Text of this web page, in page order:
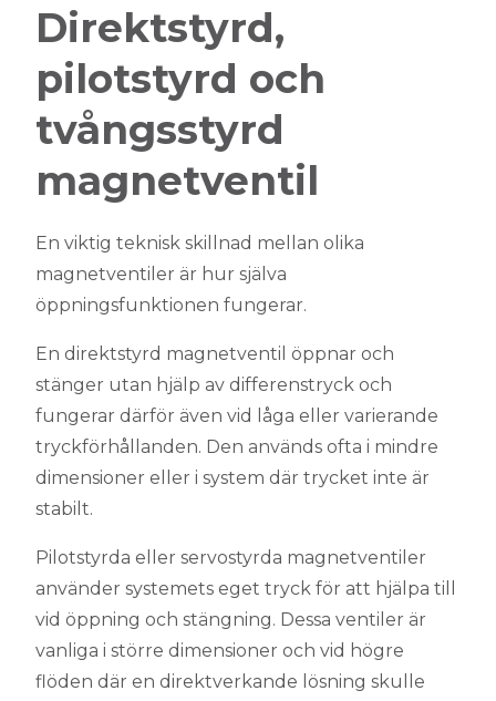
Direktstyrd,
pilotstyrd och
tvångsstyrd
magnetventil
En viktig teknisk skillnad mellan olika
magnetventiler är hur själva
öppningsfunktionen fungerar.
En direktstyrd magnetventil öppnar och
stänger utan hjälp av differenstryck och
fungerar därför även vid låga eller varierande
tryckförhållanden. Den används ofta i mindre
dimensioner eller i system där trycket inte är
stabilt.
Pilotstyrda eller servostyrda magnetventiler
använder systemets eget tryck för att hjälpa till
vid öppning och stängning. Dessa ventiler är
vanliga i större dimensioner och vid högre
flöden där en direktverkande lösning skulle